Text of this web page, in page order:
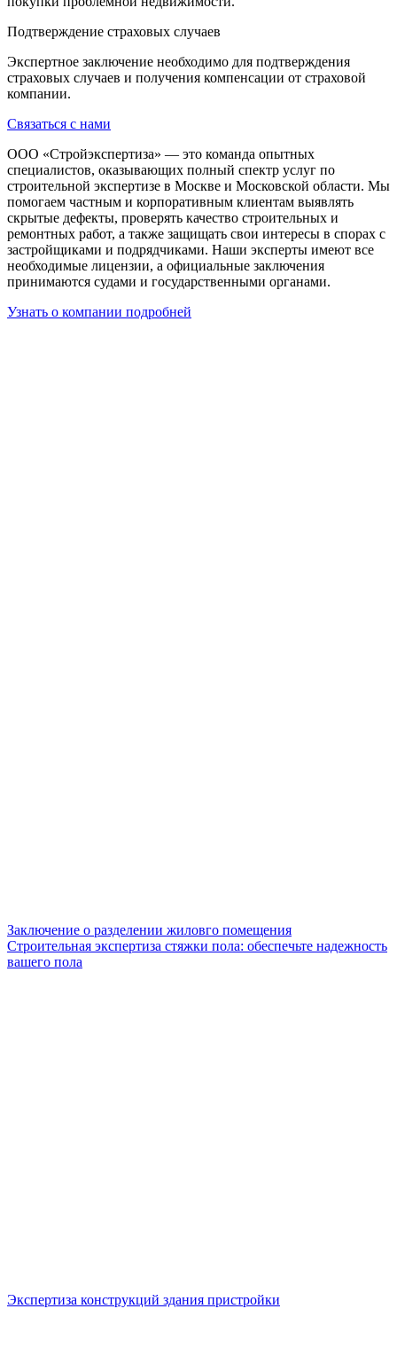
Подтверждение страховых случаев
Экспертное заключение необходимо для подтверждения
страховых случаев и получения компенсации от страховой
компании.
Связаться с нами
ООО «Стройэкспертиза» — это команда опытных
специалистов, оказывающих полный спектр услуг по
строительной экспертизе в Москве и Московской области. Мы
помогаем частным и корпоративным клиентам выявлять
скрытые дефекты, проверять качество строительных и
ремонтных работ, а также защищать свои интересы в спорах с
застройщиками и подрядчиками. Наши эксперты имеют все
необходимые лицензии, а официальные заключения
принимаются судами и государственными органами.
Узнать о компании подробней
Заключение о разделении жиловго помещения
Строительная экспертиза стяжки пола: обеспечьте надежность
вашего пола
Экспертиза конструкций здания пристройки